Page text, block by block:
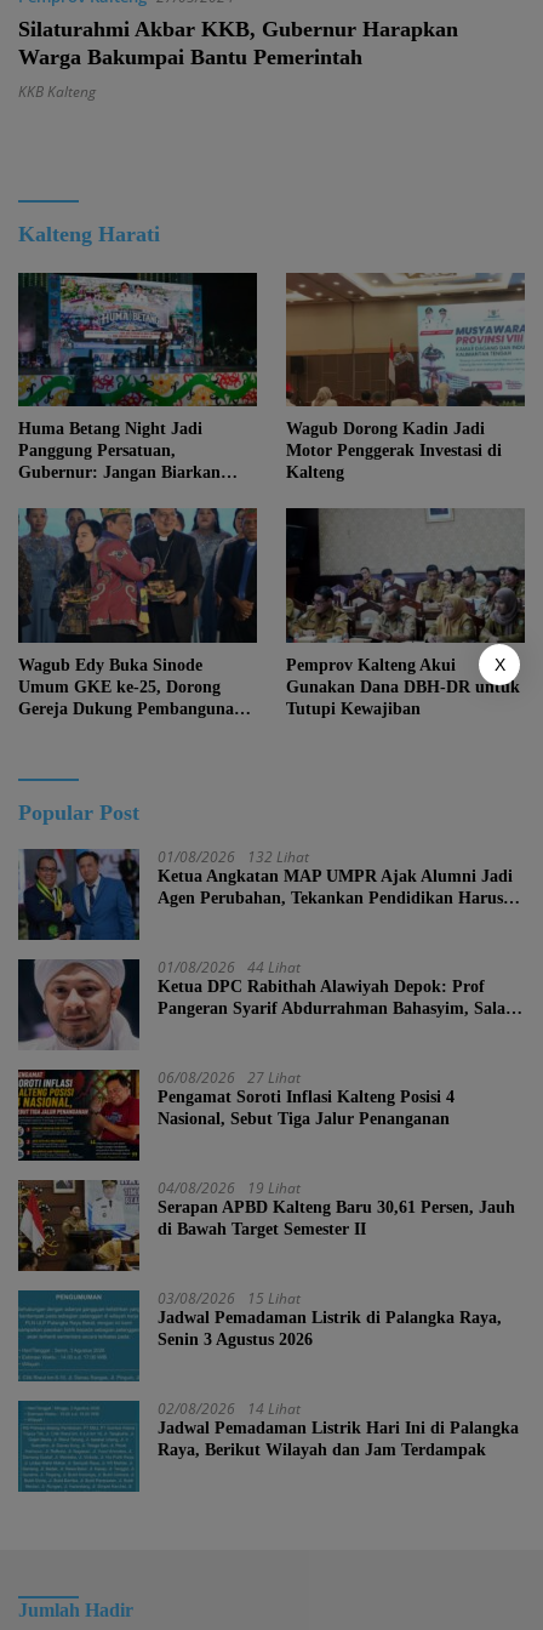
Silaturahmi Akbar KKB, Gubernur Harapkan
Warga Bakumpai Bantu Pemerintah
KKB Kalteng
Kalteng Harati
Huma Betang Night Jadi
Panggung Persatuan,
Gubernur: Jangan Biarkan
Kalteng
Wagub Dorong Kadin Jadi
Motor Penggerak Investasi di
Kalteng
Wagub Edy Buka Sinode
Umum GKE ke-25, Dorong
Gereja Dukung Pembangunan
Pemprov Kalteng Akui
Gunakan Dana DBH-DR untuk
Tutupi Kewajiban
Popular Post
01/08/2026 132 Lihat
Ketua Angkatan MAP UMPR Ajak Alumni Jadi
Agen Perubahan, Tekankan Pendidikan Harus
01/08/2026 44 Lihat
Ketua DPC Rabithah Alawiyah Depok: Prof
Pangeran Syarif Abdurrahman Bahasyim, Salah
06/08/2026 27 Lihat
Pengamat Soroti Inflasi Kalteng Posisi 4
Nasional, Sebut Tiga Jalur Penanganan
04/08/2026 19 Lihat
Serapan APBD Kalteng Baru 30,61 Persen, Jauh
di Bawah Target Semester II
03/08/2026 15 Lihat
Jadwal Pemadaman Listrik di Palangka Raya,
Senin 3 Agustus 2026
02/08/2026 14 Lihat
Jadwal Pemadaman Listrik Hari Ini di Palangka
Raya, Berikut Wilayah dan Jam Terdampak
Jumlah Hadir
X